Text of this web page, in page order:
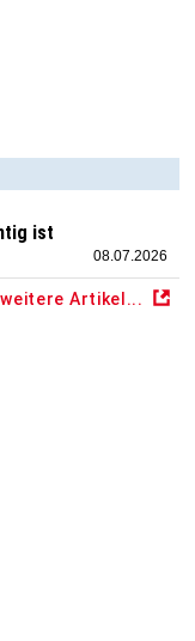
ist
08.07.2026
weitere Artikel...